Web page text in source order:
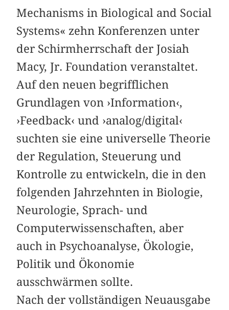
Mechanisms in Biological and Social
Systems« zehn Konferenzen unter
der Schirmherrschaft der Josiah
Macy, Jr. Foundation veranstaltet.
Auf den neuen begrifflichen
Grundlagen von ›Information‹,
›Feedback‹ und ›analog/digital‹
suchten sie eine universelle Theorie
der Regulation, Steuerung und
Kontrolle zu entwickeln, die in den
folgenden Jahrzehnten in Biologie,
Neurologie, Sprach- und
Computerwissenschaften, aber
auch in Psychoanalyse, Ökologie,
Politik und Ökonomie
ausschwärmen sollte.
Nach der vollständigen Neuausgabe